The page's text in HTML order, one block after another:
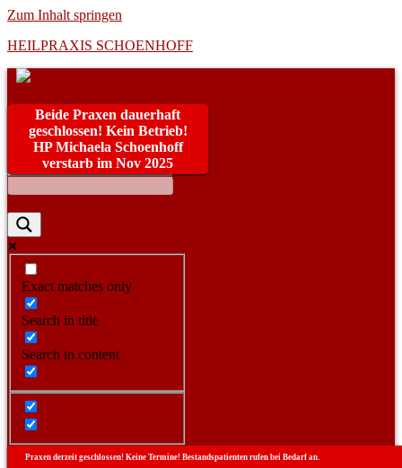
Zum Inhalt springen
HEILPRAXIS SCHOENHOFF
Beide Praxen dauerhaft
geschlossen! Kein Betrieb!
HP Michaela Schoenhoff
verstarb im Nov 2025
Exact matches only
Search in title
Search in content
Praxen derzeit geschlossen! Keine Termine! Bestandspatienten rufen bei Bedarf an.